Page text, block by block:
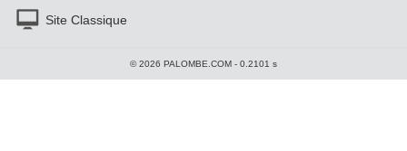
Site Classique
© 2026 PALOMBE.COM - 0.2101 s